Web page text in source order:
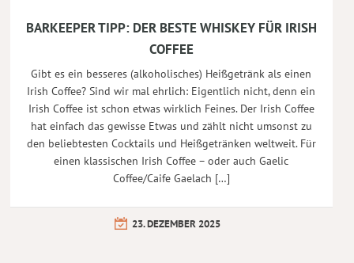
BARKEEPER TIPP: DER BESTE WHISKEY FÜR IRISH
COFFEE
Gibt es ein besseres (alkoholisches) Heißgetränk als einen
Irish Coffee? Sind wir mal ehrlich: Eigentlich nicht, denn ein
Irish Coffee ist schon etwas wirklich Feines. Der Irish Coffee
hat einfach das gewisse Etwas und zählt nicht umsonst zu
den beliebtesten Cocktails und Heißgetränken weltweit. Für
einen klassischen Irish Coffee – oder auch Gaelic
Coffee/Caife Gaelach […]
23. DEZEMBER 2025